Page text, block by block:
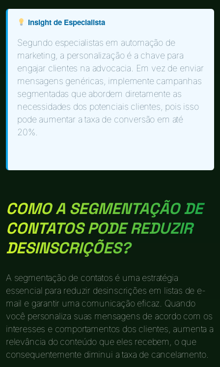
Insight de Especialista
Segundo especialistas em automação de
marketing, a personalização é a chave para
engajar clientes na advocacia. Em vez de enviar
mensagens genéricas, implemente campanhas
segmentadas que abordem diretamente as
necessidades dos potenciais clientes, pois isso
pode aumentar a taxa de conversão em até
20%.
COMO A SEGMENTAÇÃO DE
CONTATOS PODE REDUZIR
DESINSCRIÇÕES?
A segmentação de contatos é uma estratégia
essencial para reduzir desinscrições em listas de e-
mail e garantir uma comunicação eficaz. Quando
você personaliza suas mensagens de acordo com os
interesses e comportamentos dos clientes, aumenta a
relevância do conteúdo que eles recebem, o que
consequentemente diminui a taxa de cancelamento.